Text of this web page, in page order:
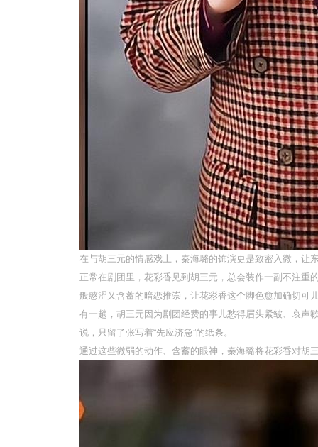
在与胡三元的情感戏上，秦海璐的饰演更是致密入微，让
正常在剧团里，花彩香见到胡三元，总会装作一副不注重
般憨涩又含蓄的暗恋推崇，让花彩香这个脚色愈加确切可
有一趟，胡三元因为剧团经费的事儿愁得眉头紧皱、哀声
说，只留了张写着“先应济急”的纸条。
通过这些微弱的动作、含蓄的眼神，秦海璐将花彩香对胡